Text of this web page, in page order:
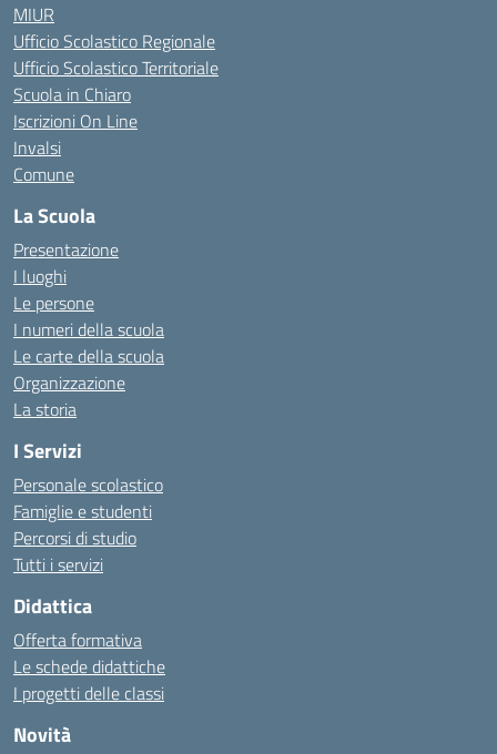
MIUR
Ufficio Scolastico Regionale
Ufficio Scolastico Territoriale
Scuola in Chiaro
Iscrizioni On Line
Invalsi
Comune
La Scuola
Presentazione
I luoghi
Le persone
I numeri della scuola
Le carte della scuola
Organizzazione
La storia
I Servizi
Personale scolastico
Famiglie e studenti
Percorsi di studio
Tutti i servizi
Didattica
Offerta formativa
Le schede didattiche
I progetti delle classi
Novità